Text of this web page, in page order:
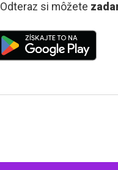
Odteraz si môžete